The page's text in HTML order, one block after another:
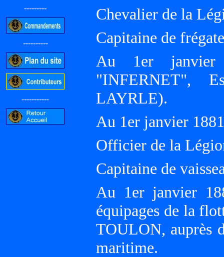
---------
----------
-----------
Chevalier de la
Capitaine de
Au 1er janvier
"INFERNET",
LAYRLE).
Au 1er janvier
Officier de la
Capitaine de
Au 1er janvier
équipages de la
TOULON, auprès
maritime.